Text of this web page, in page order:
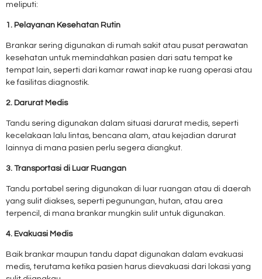
meliputi:
1. Pelayanan Kesehatan Rutin
Brankar sering digunakan di rumah sakit atau pusat perawatan
kesehatan untuk memindahkan pasien dari satu tempat ke
tempat lain, seperti dari kamar rawat inap ke ruang operasi atau
ke fasilitas diagnostik.
2. Darurat Medis
Tandu sering digunakan dalam situasi darurat medis, seperti
kecelakaan lalu lintas, bencana alam, atau kejadian darurat
lainnya di mana pasien perlu segera diangkut.
3. Transportasi di Luar Ruangan
Tandu portabel sering digunakan di luar ruangan atau di daerah
yang sulit diakses, seperti pegunungan, hutan, atau area
terpencil, di mana brankar mungkin sulit untuk digunakan.
4. Evakuasi Medis
Baik brankar maupun tandu dapat digunakan dalam evakuasi
medis, terutama ketika pasien harus dievakuasi dari lokasi yang